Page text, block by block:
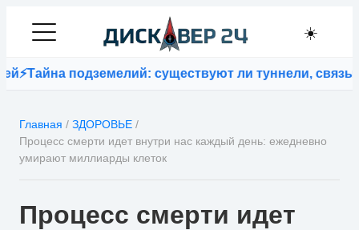
☀️
подземелий: существуют ли туннели,
Главная / ЗДОРОВЬЕ /
Процесс смерти идет внутри нас каждый день: ежедневно
умирают миллиарды клеток
Процесс смерти идет